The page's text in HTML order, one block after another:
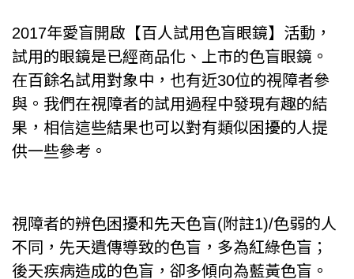
2017年愛盲開啟【百人試用色盲眼鏡】活動，
試用的眼鏡是已經商品化、上市的色盲眼鏡。
在百餘名試用對象中，也有近30位的視障者參
與。我們在視障者的試用過程中發現有趣的結
果，相信這些結果也可以對有類似困擾的人提
供一些參考。
視障者的辨色困擾和先天色盲(附註1)/色弱的人
不同，先天遺傳導致的色盲，多為紅綠色盲；
後天疾病造成的色盲，卻多傾向為藍黃色盲。